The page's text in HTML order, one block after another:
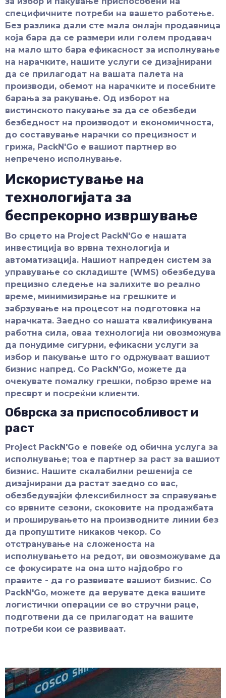
специфичните потреби на вашето работење.
Без разлика дали сте мала онлајн продавница
која бара да се размери или голем продавач
на мало што бара ефикасност за исполнување
на нарачките, нашите услуги се дизајнирани
да се прилагодат на вашата палета на
производи, обемот на нарачките и посебните
барања за ракување. Од изборот на
вистинското пакување за да се обезбеди
безбедност на производот и економичноста,
до составување нарачки со прецизност и
грижа, PackN'Go е вашиот партнер во
непречено исполнување.
Искористување на
технологијата за
беспрекорно извршување
Во срцето на Project PackN'Go е нашата
инвестиција во врвна технологија и
автоматизација. Нашиот напреден систем за
управување со складиште (WMS) обезбедува
прецизно следење на залихите во реално
време, минимизирање на грешките и
забрзување на процесот на подготовка на
нарачката. Заедно со нашата квалификувана
работна сила, оваа технологија ни овозможува
да понудиме сигурни, ефикасни услуги за
избор и пакување што го одржуваат вашиот
бизнис напред. Со PackN'Go, можете да
очекувате помалку грешки, побрзо време на
пресврт и посреќни клиенти.
Обврска за приспособливост и
раст
Project PackN'Go е повеќе од обична услуга за
исполнување; тоа е партнер за раст за вашиот
бизнис. Нашите скалабилни решенија се
дизајнирани да растат заедно со вас,
обезбедувајќи флексибилност за справување
со врвните сезони, скоковите на продажбата
и проширувањето на производните линии без
да пропуштите никаков чекор. Со
отстранување на сложеноста на
исполнувањето на редот, ви овозможуваме да
се фокусирате на она што најдобро го
правите - да го развивате вашиот бизнис. Со
PackN'Go, можете да верувате дека вашите
логистички операции се во стручни раце,
подготвени да се прилагодат на вашите
потреби кои се развиваат.